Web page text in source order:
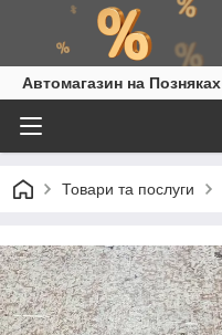
Автомагазин на Позняках
Товари та послуги